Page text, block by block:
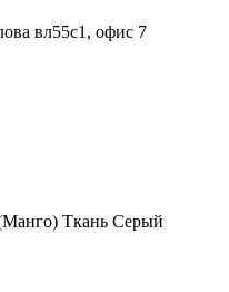
вл55с1, офис 7
Ткань Серый